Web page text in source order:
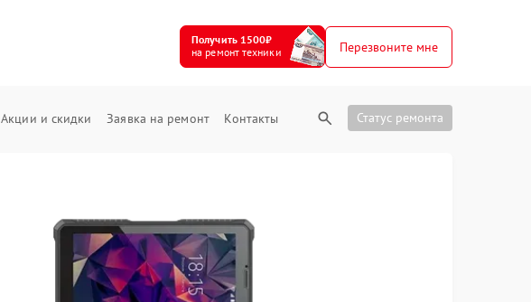
Получить 1500₽
на ремонт техники
Перезвоните мне
Акции и скидки Заявка на ремонт Контакты Статус ремонта